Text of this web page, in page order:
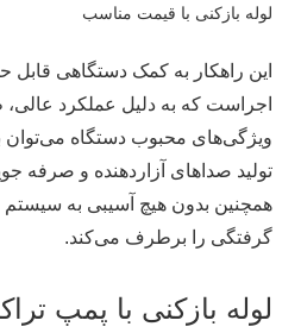
لوله بازکنی با قیمت مناسب
این راهکار به کمک دستگاهی قابل
اجراست که به دلیل عملکرد عالی،
ویژگی‌های محبوب دستگاه می‌توان
تولید صداهای آزاردهنده و صرفه
همچنین بدون هیچ آسیبی به
گرفتگی را برطرف می‌کند.
لوله بازکنی با پمپ